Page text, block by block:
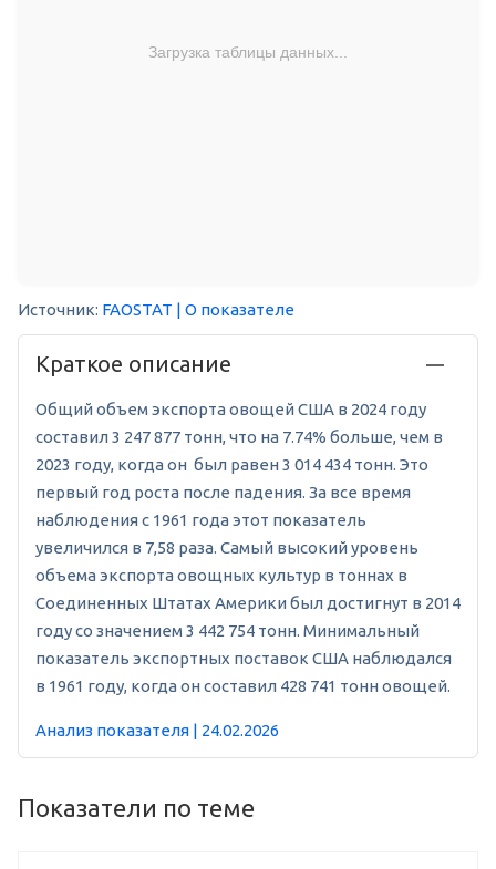
Загрузка таблицы данных...
Источник: FAOSTAT | О показателе
Краткое описание
Общий объем экспорта овощей США в 2024 году
составил 3 247 877 тонн, что на 7.74% больше, чем в
2023 году, когда он был равен 3 014 434 тонн. Это
первый год роста после падения. За все время
наблюдения с 1961 года этот показатель
увеличился в 7,58 раза. Самый высокий уровень
объема экспорта овощных культур в тоннах в
Соединенных Штатах Америки был достигнут в 2014
году со значением 3 442 754 тонн. Минимальный
показатель экспортных поставок США наблюдался
в 1961 году, когда он составил 428 741 тонн овощей.
Анализ показателя | 24.02.2026
Показатели по теме